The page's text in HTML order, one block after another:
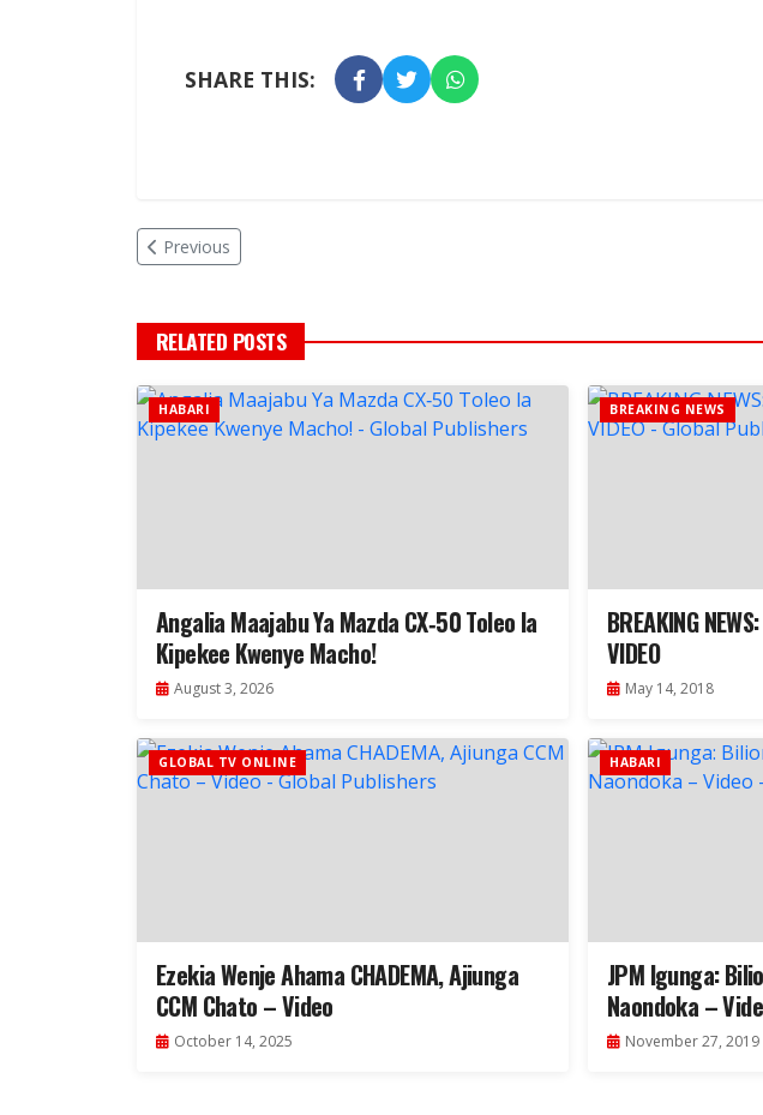
SHARE THIS:
Previous
RELATED POSTS
HABARI
Angalia Maajabu Ya Mazda CX‑50 Toleo la
Kipekee Kwenye Macho!
August 3, 2026
BREAKING NEWS
BREAKING
VIDEO
May 14, 2018
GLOBAL TV ONLINE
Ezekia Wenje Ahama CHADEMA, Ajiunga
CCM Chato – Video
October 14, 2025
HABARI
JPM Igunga:
Naondoka –
November 27, 2019